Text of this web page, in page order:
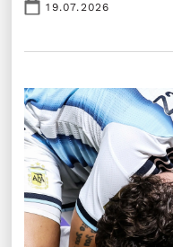
19.07.2026